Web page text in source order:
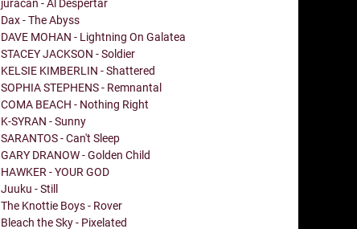
juracán - Al Despertar
Dax - The Abyss
DAVE MOHAN - Lightning On Galatea
STACEY JACKSON - Soldier
KELSIE KIMBERLIN - Shattered
SOPHIA STEPHENS - Remnantal
COMA BEACH - Nothing Right
K-SYRAN - Sunny
SARANTOS - Can't Sleep
GARY DRANOW - Golden Child
HAWKER - YOUR GOD
Juuku - Still
The Knottie Boys - Rover
Bleach the Sky - Pixelated